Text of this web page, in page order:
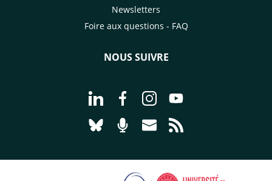
Newsletters
Foire aux questions - FAQ
NOUS SUIVRE
Aller à la page Nous suivre sur
Aller à la page Nous suivre sur
Aller à la page Nous
Aller à la page
Aller à la page Nous suivre sur
Aller à la page Nourrir le
Aller à la page Nous